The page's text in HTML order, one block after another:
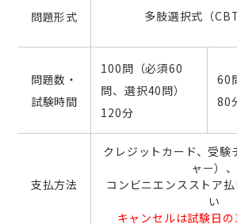
問題形式 多肢選択式（
問題数・
試験時間
100問（必須60
問、選択40問）
120分
60
80
支払方法
クレジットカード、受験
ャー）、
コンビニエンスストア
い
キャンセルは試験日